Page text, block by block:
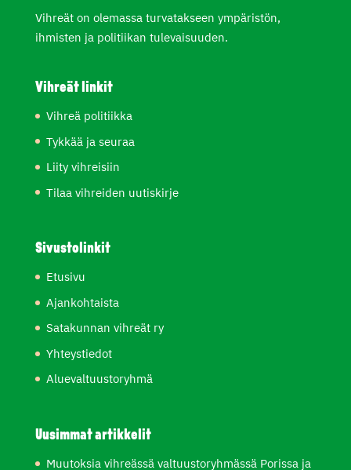
Vihreät on olemassa turvatakseen ympäristön,
ihmisten ja politiikan tulevaisuuden.
Vihreät linkit
Vihreä politiikka
Tykkää ja seuraa
Liity vihreisiin
Tilaa vihreiden uutiskirje
Sivustolinkit
Etusivu
Ajankohtaista
Satakunnan vihreät ry
Yhteystiedot
Aluevaltuustoryhmä
Uusimmat artikkelit
Muutoksia vihreässä valtuustoryhmässä Porissa ja